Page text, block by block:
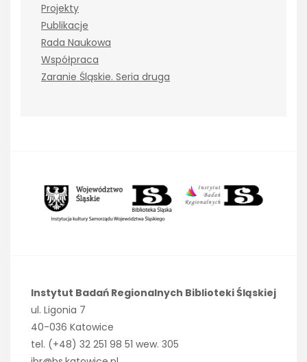
Projekty
Publikacje
Rada Naukowa
Współpraca
Zaranie Śląskie. Seria druga
Instytut Badań Regionalnych Biblioteki Śląskiej
ul. Ligonia 7
40-036 Katowice
tel. (+48) 32 251 98 51 wew. 305